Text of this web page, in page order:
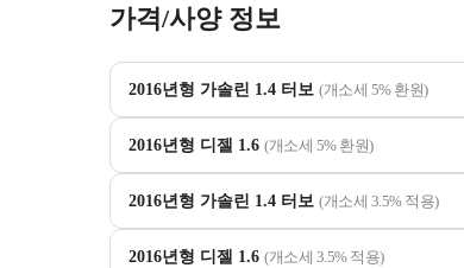
가격/사양 정보
2016년형 가솔린 1.4 터보 (개소세 5% 환원)
2016년형 디젤 1.6 (개소세 5% 환원)
2016년형 가솔린 1.4 터보 (개소세 3.5% 적용)
2016년형 디젤 1.6 (개소세 3.5% 적용)